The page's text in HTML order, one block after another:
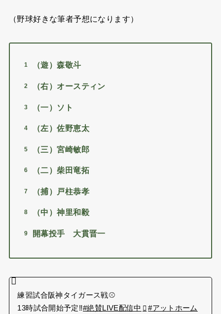
（野球好きな筆者予想になります）
（遊）森敬斗
（右）オースティン
（一）ソト
（左）佐野恵太
（三）宮崎敏郎
（二）柴田竜拓
（捕）戸柱恭孝
（中）神里和毅
開幕投手 大貫晋一
練習試合阪神タイガース戦⚾️
13時試合開始予定‼️#絶賛LIVE配信中
#アットホーム